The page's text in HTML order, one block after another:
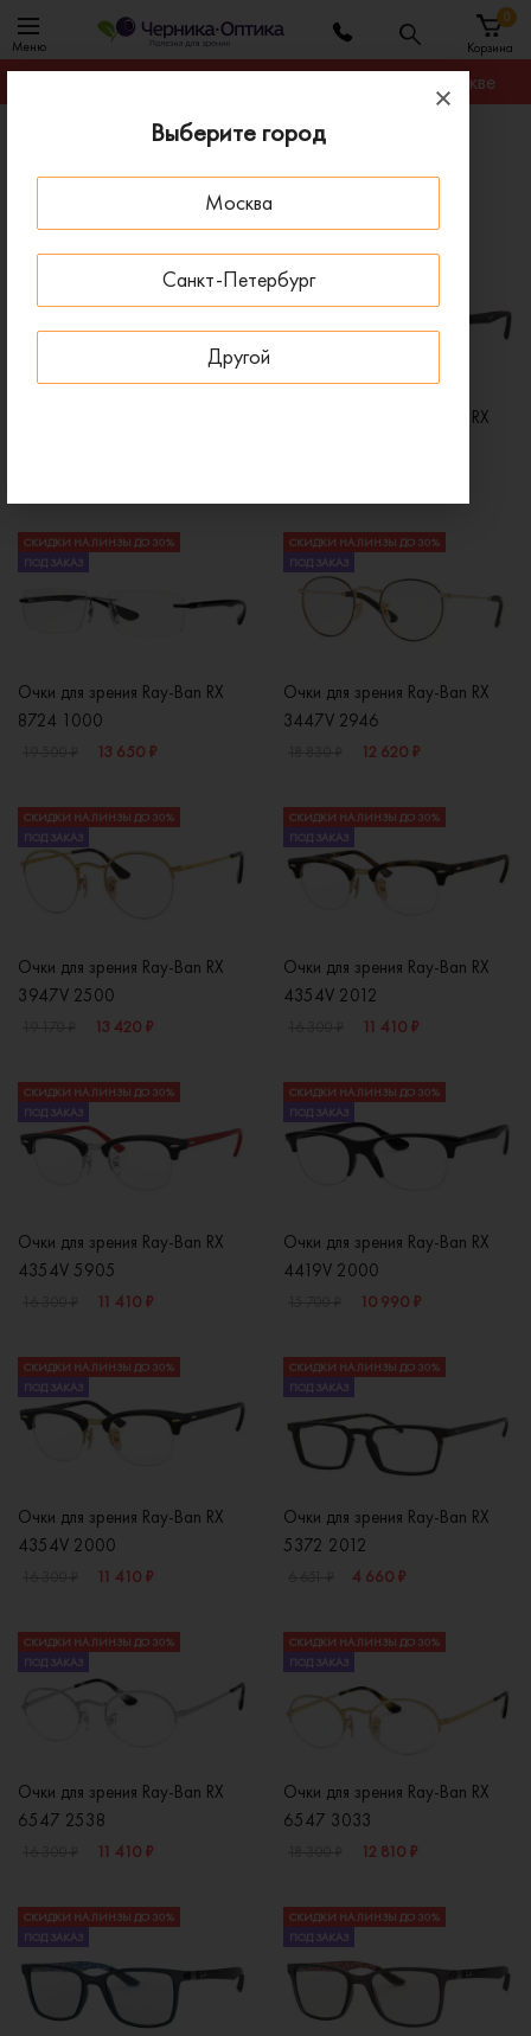
Выберите город
Москва
Санкт-Петербург
Другой
Меню Корзина
0
Гарантируем лучшую цену на любую оправу в Москве
Бренды Очки Ray-Ban
ПОД ЗАКАЗ
Очки для зрения Ray-Ban RX
СКИДКИ НА ЛИНЗЫ ДО 30%
ПОД ЗАКАЗ
Очки для зрения Ray-Ban RX
8724 1000
13 650 ₽
СКИДКИ НА ЛИНЗЫ ДО 30%
ПОД ЗАКАЗ
Очки для зрения Ray-Ban RX
3447V 2946
12 620 ₽
СКИДКИ НА ЛИНЗЫ ДО 30%
ПОД ЗАКАЗ
Очки для зрения Ray-Ban RX
3947V 2500
13 420 ₽
СКИДКИ НА ЛИНЗЫ ДО 30%
ПОД ЗАКАЗ
Очки для зрения Ray-Ban RX
4354V 2012
11 410 ₽
СКИДКИ НА ЛИНЗЫ ДО 30%
ПОД ЗАКАЗ
Очки для зрения Ray-Ban RX
4354V 5905
11 410 ₽
СКИДКИ НА ЛИНЗЫ ДО 30%
ПОД ЗАКАЗ
Очки для зрения Ray-Ban RX
4419V 2000
10 990 ₽
СКИДКИ НА ЛИНЗЫ ДО 30%
ПОД ЗАКАЗ
Очки для зрения Ray-Ban RX
4354V 2000
11 410 ₽
СКИДКИ НА ЛИНЗЫ ДО 30%
ПОД ЗАКАЗ
Очки для зрения Ray-Ban RX
5372 2012
4 660 ₽
СКИДКИ НА ЛИНЗЫ ДО 30%
ПОД ЗАКАЗ
Очки для зрения Ray-Ban RX
6547 2538
11 410 ₽
СКИДКИ НА ЛИНЗЫ ДО 30%
ПОД ЗАКАЗ
Очки для зрения Ray-Ban RX
6547 3033
12 810 ₽
СКИДКИ НА ЛИНЗЫ ДО 30%
ПОД ЗАКАЗ
СКИДКИ НА ЛИНЗЫ ДО 30%
ПОД ЗАКАЗ